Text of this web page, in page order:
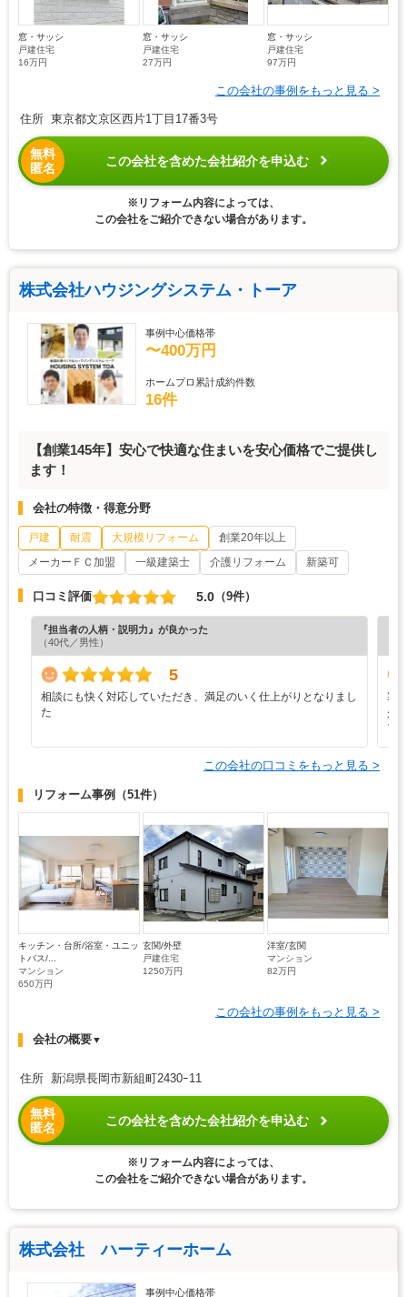
窓・サッシ
戸建住宅
16万円
窓・サッシ
戸建住宅
27万円
窓・サッシ
戸建住宅
97万円
この会社の事例をもっと見る >
住所 東京都文京区西片1丁目17番3号
無料
匿名
この会社を含めた会社紹介を申込む
※リフォーム内容によっては、
この会社をご紹介できない場合があります。
株式会社ハウジングシステム・トーア
事例中心価格帯
〜400万円
ホームプロ累計成約件数
16件
【創業145年】安心で快適な住まいを安心価格でご提供し
ます！
会社の特徴・得意分野
戸建 耐震 大規模リフォーム
創業20年以上
メーカーＦＣ加盟
一級建築士 介護リフォーム 新築可
口コミ評価 5.0 （9件）
『担当者の人柄・説明力』が良かった
（40代／男性）
5
相談にも快く対応していただき、満足のいく仕上がりとなりまし
た
寒
少
ブ
この会社の口コミをもっと見る >
リフォーム事例 （51件）
キッチン・台所/浴室・ユニッ
トバス/...
マンション
650万円
玄関/外壁
戸建住宅
1250万円
洋室/玄関
マンション
82万円
この会社の事例をもっと見る >
会社の概要▼
住所 新潟県長岡市新組町2430ｰ11
無料
匿名
この会社を含めた会社紹介を申込む
※リフォーム内容によっては、
この会社をご紹介できない場合があります。
株式会社 ハーティーホーム
事例中心価格帯